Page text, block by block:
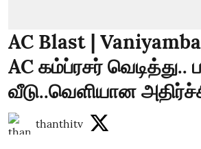
AC Blast |
AC கம்ப்ரசர் வெடித்து..
வீடு..வெளியான
thanthitv